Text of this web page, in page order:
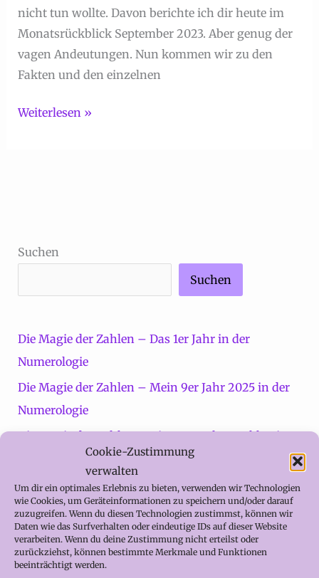
Cookie-Zustimmung
verwalten
Um dir ein optimales Erlebnis zu bieten, verwenden wir Technologien
wie Cookies, um Geräteinformationen zu speichern und/oder darauf
zuzugreifen. Wenn du diesen Technologien zustimmst, können wir
Daten wie das Surfverhalten oder eindeutige IDs auf dieser Website
verarbeiten. Wenn du deine Zustimmung nicht erteilst oder
zurückziehst, können bestimmte Merkmale und Funktionen
beeinträchtigt werden.
nicht tun wollte. Davon berichte ich dir heute im
Monatsrückblick September 2023. Aber genug der
vagen Andeutungen. Nun kommen wir zu den
Fakten und den einzelnen
Monatsrückblick
Weiterlesen »
Suchen
Suchen
Die Magie der Zahlen – Das 1er Jahr in der
Numerologie
Die Magie der Zahlen – Mein 9er Jahr 2025 in der
Numerologie
Die Magie der Zahlen – Die neun Jahreszyklen in
der Numerologie
Die Magie der Runen – Die Rune Raidho
Die Magie der Pflanzen – Johanniskraut
Februar 2026